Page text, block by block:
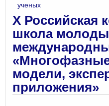
ученых
X Российская
школа
модели,
приложения»